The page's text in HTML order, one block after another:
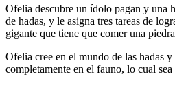
Ofelia descubre un ídolo pagan y una
de hadas, y le asigna tres tareas de
gigante que tiene que comer una
Ofelia cree en el mundo de las hadas
completamente en el fauno, lo cual